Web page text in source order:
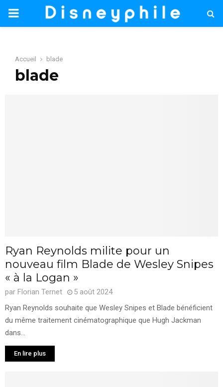
PRIMARY
Accueil blade
blade
Ryan Reynolds milite pour un
nouveau film Blade de Wesley Snipes
« à la Logan »
par Florian Ternet
5 août 2024
Ryan Reynolds souhaite que Wesley Snipes et Blade bénéficient
du même traitement cinématographique que Hugh Jackman
dans...
En lire plus